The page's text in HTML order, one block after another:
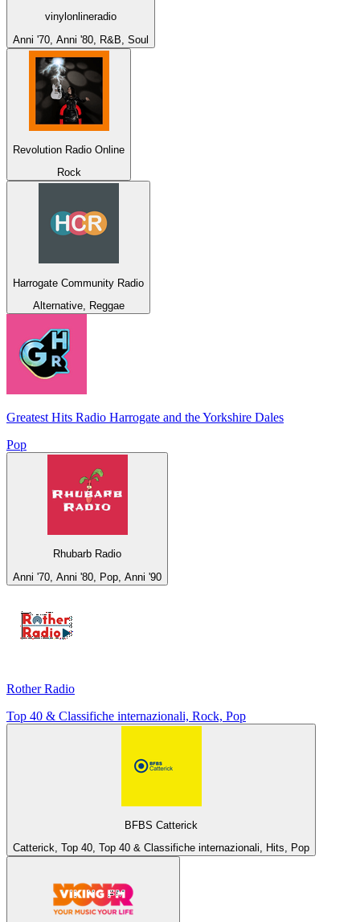
vinylonlineradio
Anni '70, Anni '80, R&B, Soul
Revolution Radio Online
Rock
Harrogate Community Radio
Alternative, Reggae
Greatest Hits Radio Harrogate and the Yorkshire Dales
Pop
Rhubarb Radio
Anni '70, Anni '80, Pop, Anni '90
Rother Radio
Top 40 & Classifiche internazionali, Rock, Pop
BFBS Catterick
Catterick, Top 40, Top 40 & Classifiche internazionali, Hits, Pop